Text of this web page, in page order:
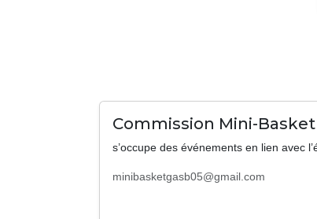
Commission Mini-Basket
s’occupe des événements en lien avec
minibasketgasb05@gmail.com